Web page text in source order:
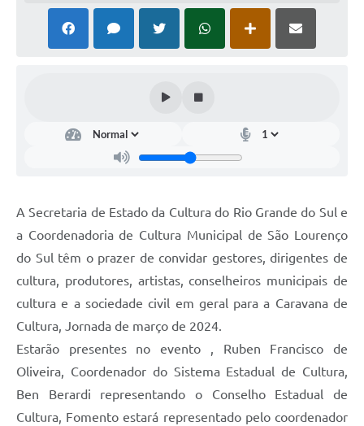
A Secretaria de Estado da Cultura do Rio Grande do Sul e
a Coordenadoria de Cultura Municipal de São Lourenço
do Sul têm o prazer de convidar gestores, dirigentes de
cultura, produtores, artistas, conselheiros municipais de
cultura e a sociedade civil em geral para a Caravana de
Cultura, Jornada de março de 2024.
Estarão presentes no evento , Ruben Francisco de
Oliveira, Coordenador do Sistema Estadual de Cultura,
Ben Berardi representando o Conselho Estadual de
Cultura, Fomento estará representado pelo coordenador